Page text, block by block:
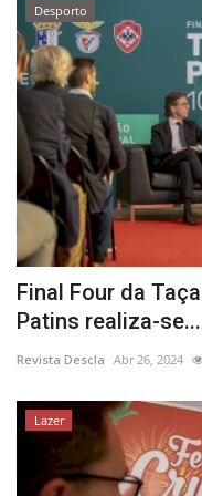
Desporto
Final Four da
Patins realiza-se...
Revista Descla Abr 26, 2024
Lazer